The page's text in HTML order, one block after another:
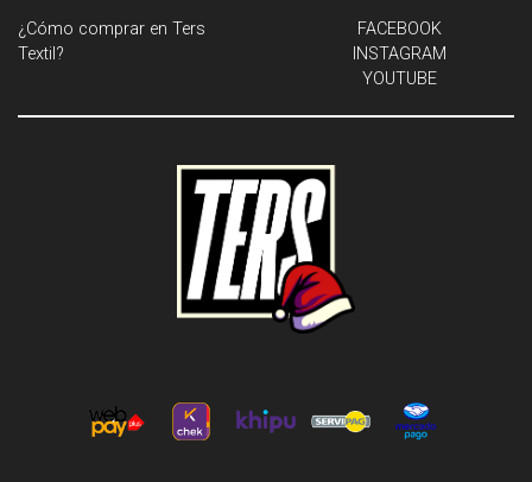
¿Cómo comprar en Ters
Textil?
FACEBOOK
INSTAGRAM
YOUTUBE